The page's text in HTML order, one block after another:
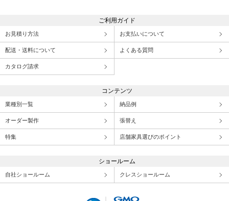
ご利用ガイド
お見積り方法 お支払いについて
配送・送料について よくある質問
カタログ請求
コンテンツ
業種別一覧 納品例
オーダー製作 張替え
特集 店舗家具選びのポイント
ショールーム
自社ショールーム クレスショールーム